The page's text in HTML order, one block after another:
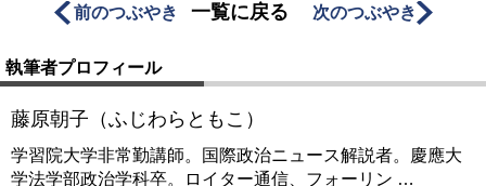
前のつぶやき 一覧に戻る 次のつぶやき
執筆者プロフィール
藤原朝子（ふじわらともこ）
学習院大学非常勤講師。国際政治ニュース解説者。慶應大
学法学部政治学科卒。ロイター通信、フォーリン …